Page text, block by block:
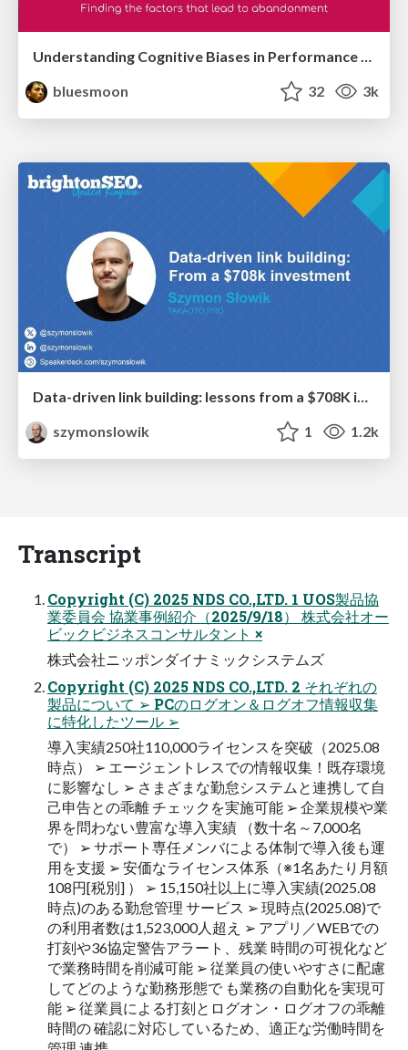
Understanding Cognitive Biases in Performance Measurement
bluesmoon
32 3k
szymonslowik
1 1.2k
Transcript
Copyright (C) 2025 NDS CO.,LTD. 1 UOS製品協
業委員会 協業事例紹介（2025/9/18） 株式会社オー
ビックビジネスコンサルタント ×
株式会社ニッポンダイナミックシステムズ
Copyright (C) 2025 NDS CO.,LTD. 2 それぞれの
製品について ➢ PCのログオン＆ログオフ情報収集
に特化したツール ➢
導入実績250社110,000ライセンスを突破（2025.08
時点） ➢ エージェントレスでの情報収集！既存環境
に影響なし ➢ さまざまな勤怠システムと連携して自
己申告との乖離 チェックを実施可能 ➢ 企業規模や業
界を問わない豊富な導入実績 （数十名～7,000名
で） ➢ サポート専任メンバによる体制で導入後も運
用を支援 ➢ 安価なライセンス体系（※1名あたり月額
108円[税別] ） ➢ 15,150社以上に導入実績(2025.08
時点)のある勤怠管理 サービス ➢ 現時点(2025.08)で
の利用者数は1,523,000人超え ➢ アプリ／WEBでの
打刻や36協定警告アラート、残業 時間の可視化など
で業務時間を削減可能 ➢ 従業員の使いやすさに配慮
してどのような勤務形態で も業務の自動化を実現可
能 ➢ 従業員による打刻とログオン・ログオフの乖離
時間の 確認に対応しているため、適正な労働時間を